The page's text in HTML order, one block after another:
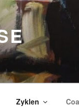
Zyklen